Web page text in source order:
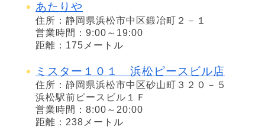
あたりや
住所：静岡県浜松市中区鍛冶町２－１
営業時間：9:00～19:00
距離：175メートル
ミスター１０１ 浜松ピースビル店
住所：静岡県浜松市中区砂山町３２０－５
浜松駅前ピースビル１Ｆ
営業時間：8:00～20:00
距離：238メートル